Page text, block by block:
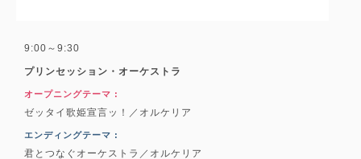
9:00～9:30
プリンセッション・オーケストラ
オープニングテーマ :
ゼッタイ歌姫宣言ッ！／オルケリア
エンディングテーマ :
君とつなぐオーケストラ／オルケリア